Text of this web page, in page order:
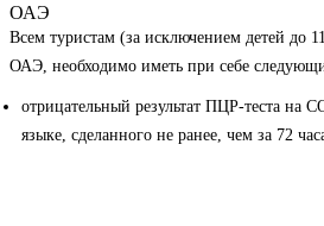
ОАЭ
Всем туристам (за исключением детей до
ОАЭ, необходимо иметь при себе
отрицательный результат ПЦР-теста на
языке, сделанного не ранее, чем за 72